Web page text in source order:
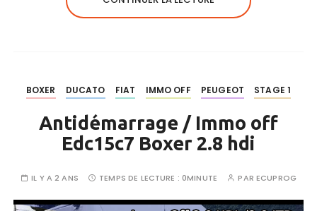
BOXER DUCATO FIAT IMMO OFF PEUGEOT STAGE 1
Antidémarrage / Immo off
Edc15c7 Boxer 2.8 hdi
IL Y A 2 ANS TEMPS DE LECTURE : 0MINUTE PARECUPROG